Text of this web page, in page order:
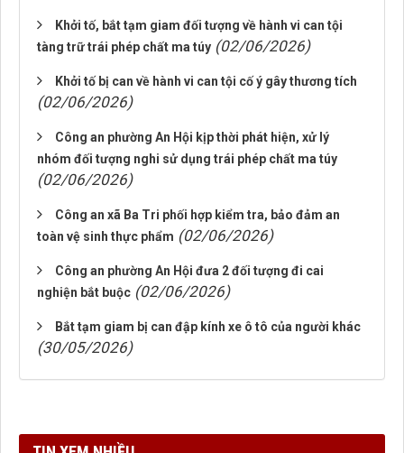
Khởi tố, bắt tạm giam đối tượng về hành vi can tội
tàng trữ trái phép chất ma túy (02/06/2026)
Khởi tố bị can về hành vi can tội cố ý gây thương tích
(02/06/2026)
Công an phường An Hội kịp thời phát hiện, xử lý
nhóm đối tượng nghi sử dụng trái phép chất ma túy
(02/06/2026)
Công an xã Ba Tri phối hợp kiểm tra, bảo đảm an
toàn vệ sinh thực phẩm (02/06/2026)
Công an phường An Hội đưa 2 đối tượng đi cai
nghiện bắt buộc (02/06/2026)
Bắt tạm giam bị can đập kính xe ô tô của người khác
(30/05/2026)